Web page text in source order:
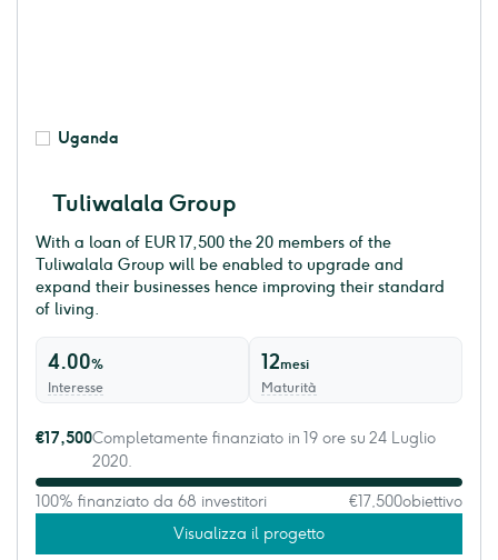
Uganda
Tuliwalala Group
With a loan of EUR 17,500 the 20 members of the
Tuliwalala Group will be enabled to upgrade and
expand their businesses hence improving their standard
of living.
4.00%
Interesse
12mesi
Maturità
€17,500Completamente finanziato in 19 ore su 24 Luglio
2020.
100% finanziato da 68 investitori €17,500obiettivo
Visualizza il progetto